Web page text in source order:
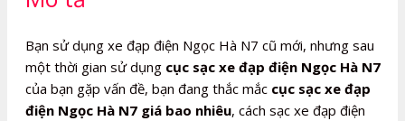
Bạn sử dụng xe đạp điện Ngọc Hà N7 cũ mới, nhưng sau
một thời gian sử dụng cục sạc xe đạp điện Ngọc Hà N7
của bạn gặp vấn đề, bạn đang thắc mắc cục sạc xe đạp
điện Ngọc Hà N7 giá bao nhiêu, cách sạc xe đạp điện